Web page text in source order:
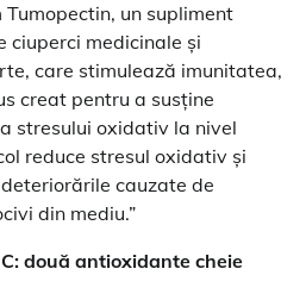
un supliment
ciuperci medicinale și
care stimulează imunitatea,
creat pentru a susține
stresului oxidativ la nivel
reduce stresul oxidativ și
cauzate de
din mediu.”
două antioxidante cheie